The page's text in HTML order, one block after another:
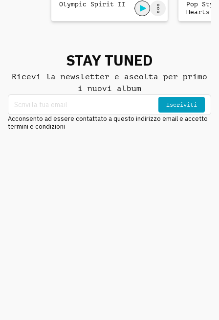
Olympic Spirit II
Pop
Hearts
STAY TUNED
Ricevi la newsletter e ascolta per primo
i nuovi album
Iscriviti
Acconsento ad essere contattato a questo indirizzo email e accetto
termini e condizioni